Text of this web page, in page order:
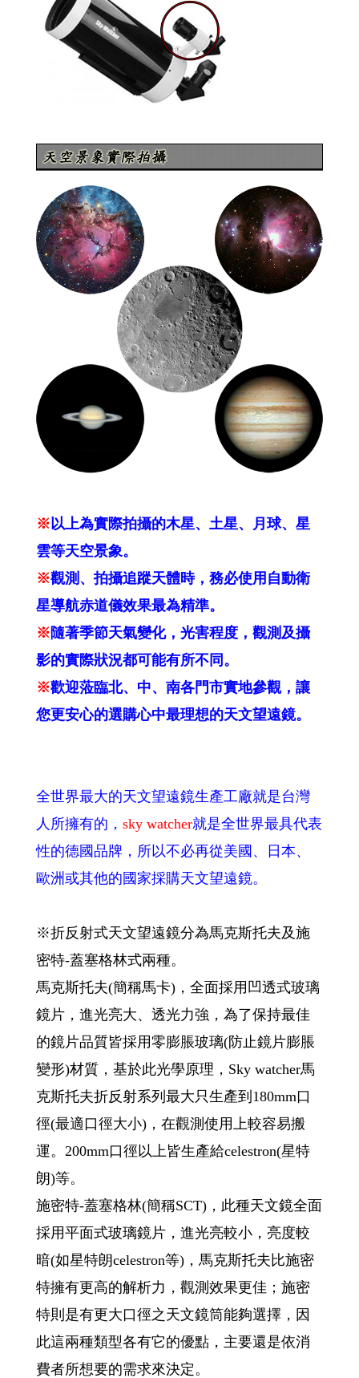
※ 以上為實際拍攝的木星、土星、月球、星
雲等天空景象。
※觀測、拍攝追蹤天體時，務必使用自動衛
星導航赤道儀效果最為精準。
※隨著季節天氣變化，光害程度，觀測及攝
影的實際狀況都可能有所不同。
※歡迎蒞臨北、中、南各門市實地參觀，讓
您更安心的選購心中最理想的天文望遠鏡。
全世界最大的天文望遠鏡生產工廠就是台灣
人所擁有的， sky watcher就是全世界最具代表
性的德國品牌，所以不必再從美國、日本、
歐洲或其他的國家採購天文望遠鏡。
※折反射式天文望遠鏡分為馬克斯托夫及施
密特-蓋塞格林式兩種。
馬克斯托夫(簡稱馬卡)，全面採用凹透式玻璃
鏡片，進光亮大、透光力強，為了保持最佳
的鏡片品質皆採用零膨脹玻璃(防止鏡片膨脹
變形)材質，基於此光學原理，Sky watcher馬
克斯托夫折反射系列最大只生產到180mm口
徑(最適口徑大小)，在觀測使用上較容易搬
運。200mm口徑以上皆生產給celestron(星特
朗)等。
施密特-蓋塞格林(簡稱SCT)，此種天文鏡全面
採用平面式玻璃鏡片，進光亮較小，亮度較
暗(如星特朗celestron等)，馬克斯托夫比施密
特擁有更高的解析力，觀測效果更佳；施密
特則是有更大口徑之天文鏡筒能夠選擇，因
此這兩種類型各有它的優點，主要還是依消
費者所想要的需求來決定。